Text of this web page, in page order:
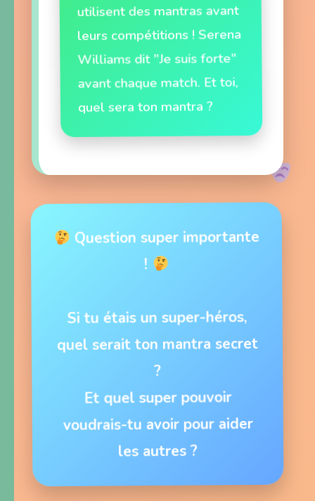
utilisent des mantras avant
leurs compétitions ! Serena
Williams dit "Je suis forte"
avant chaque match. Et toi,
quel sera ton mantra ?
Question super importante
!
Si tu étais un super-héros,
quel serait ton mantra secret
?
Et quel super pouvoir
voudrais-tu avoir pour aider
les autres ?